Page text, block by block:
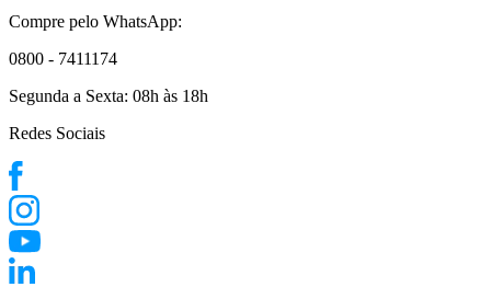
Compre pelo WhatsApp:
0800 - 7411174
Segunda a Sexta: 08h às 18h
Redes Sociais